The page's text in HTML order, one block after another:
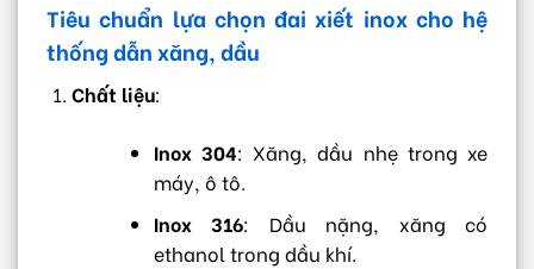
Tiêu chuẩn lựa chọn đai xiết inox cho hệ
thống dẫn xăng, dầu
Chất liệu:
Inox 304: Xăng, dầu nhẹ trong xe
máy, ô tô.
Inox 316: Dầu nặng, xăng có
ethanol trong dầu khí.